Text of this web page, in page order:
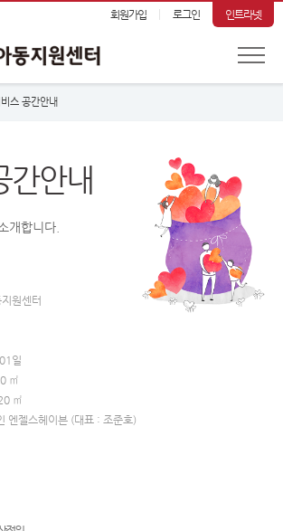
회원가입 로그인 인트라넷
비스 공간안내
간안내
개합니다.
원센터
일
㎡
㎡
엔젤스헤이븐 (대표 : 조준호)